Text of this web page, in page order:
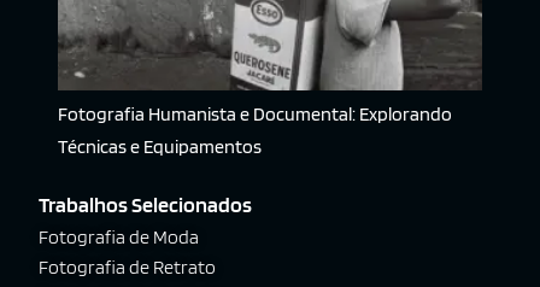
Fotografia Humanista e Documental: Explorando
Técnicas e Equipamentos
Trabalhos Selecionados
Fotografia de Moda
Fotografia de Retrato